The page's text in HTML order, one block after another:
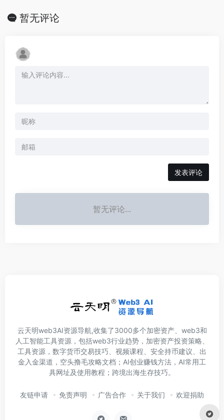
暂无评论
发表评论
暂无评论...
云天明web3AI资源导航,收集了3000多个加密资产、web3和
人工智能工具资源，包括web3行业趋势，加密资产投资策略、
工具资源，数字货币交易技巧、视频课程、安全持币建议、出
金入金渠道，空头撸毛攻略文档；AI创业赚钱方法，AI常用工
具网址及使用教程；跨境出海生存技巧。
友链申请 免责声明 广告合作 关于我们 欢迎捐助